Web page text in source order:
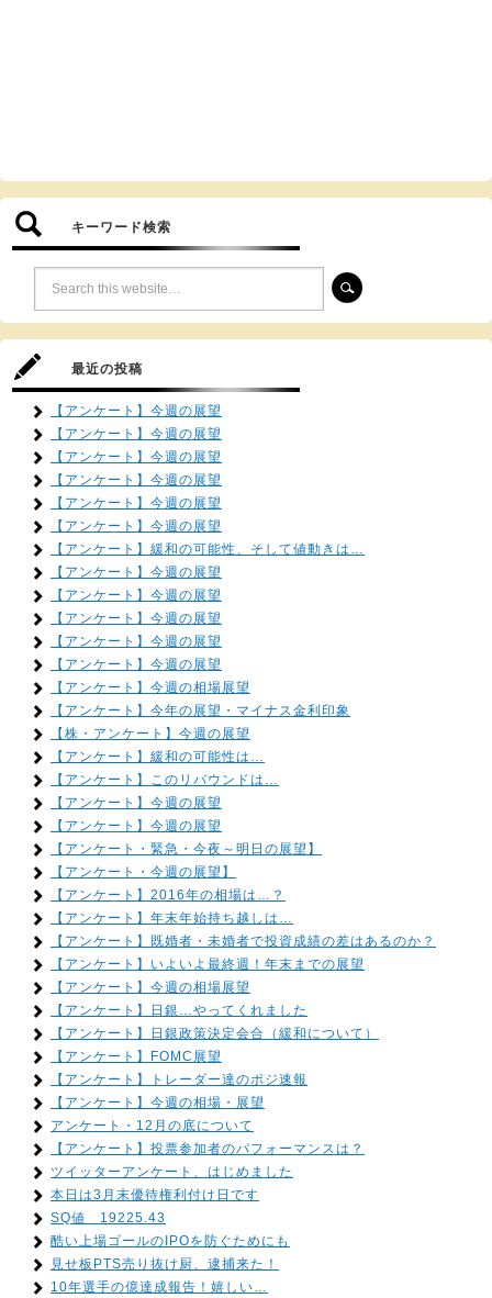
キーワード検索
最近の投稿
【アンケート】今週の展望
【アンケート】今週の展望
【アンケート】今週の展望
【アンケート】今週の展望
【アンケート】今週の展望
【アンケート】今週の展望
【アンケート】緩和の可能性、そして値動きは…
【アンケート】今週の展望
【アンケート】今週の展望
【アンケート】今週の展望
【アンケート】今週の展望
【アンケート】今週の展望
【アンケート】今週の相場展望
【アンケート】今年の展望・マイナス金利印象
【株・アンケート】今週の展望
【アンケート】緩和の可能性は…
【アンケート】このリバウンドは…
【アンケート】今週の展望
【アンケート】今週の展望
【アンケート・緊急・今夜～明日の展望】
【アンケート・今週の展望】
【アンケート】2016年の相場は…？
【アンケート】年末年始持ち越しは…
【アンケート】既婚者・未婚者で投資成績の差はあるのか？
【アンケート】いよいよ最終週！年末までの展望
【アンケート】今週の相場展望
【アンケート】日銀…やってくれました
【アンケート】日銀政策決定会合（緩和について）
【アンケート】FOMC展望
【アンケート】トレーダー達のポジ速報
【アンケート】今週の相場・展望
アンケート・12月の底について
【アンケート】投票参加者のパフォーマンスは？
ツイッターアンケート、はじめました
本日は3月末優待権利付け日です
SQ値 19225.43
酷い上場ゴールのIPOを防ぐためにも
見せ板PTS売り抜け厨、逮捕来た！
10年選手の億達成報告！嬉しい…